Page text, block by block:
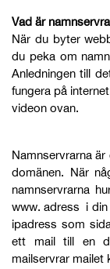
Vad är
När du byter
du peka om
Anledningen till
fungera på
videon ovan.
Namnservrarna
domänen. När
namnservrarna
www. adress i din
ipadress som
ett mail till en
mailservrar mailet